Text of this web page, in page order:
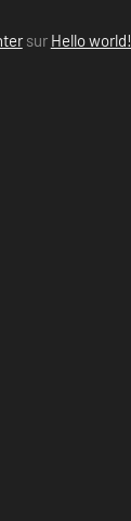
sur Hello world!